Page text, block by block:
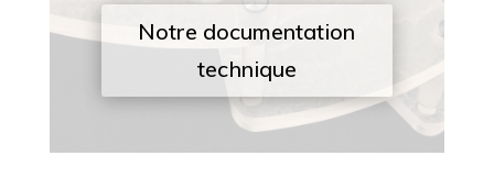
Notre documentation
technique